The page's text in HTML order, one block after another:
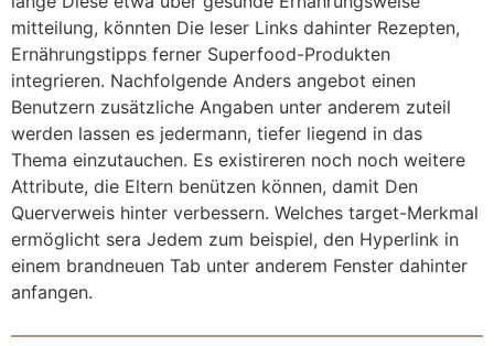
mitteilung, könnten Die leser Links dahinter Rezepten,
Ernährungstipps ferner Superfood-Produkten
integrieren. Nachfolgende Anders angebot einen
Benutzern zusätzliche Angaben unter anderem zuteil
werden lassen es jedermann, tiefer liegend in das
Thema einzutauchen. Es existireren noch noch weitere
Attribute, die Eltern benützen können, damit Den
Querverweis hinter verbessern. Welches target-Merkmal
ermöglicht sera Jedem zum beispiel, den Hyperlink in
einem brandneuen Tab unter anderem Fenster dahinter
anfangen.